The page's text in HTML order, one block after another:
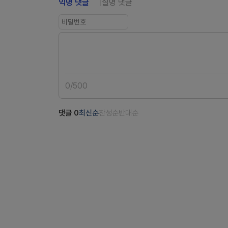
익명 댓글 실명 댓글
0/500
댓글 0최신순찬성순반대순